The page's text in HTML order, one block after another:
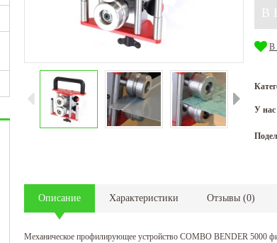
В
У нас
Описание Характеристики Отзывы (0)
Механическое профилирующее устройство COMBO BENDER 5000